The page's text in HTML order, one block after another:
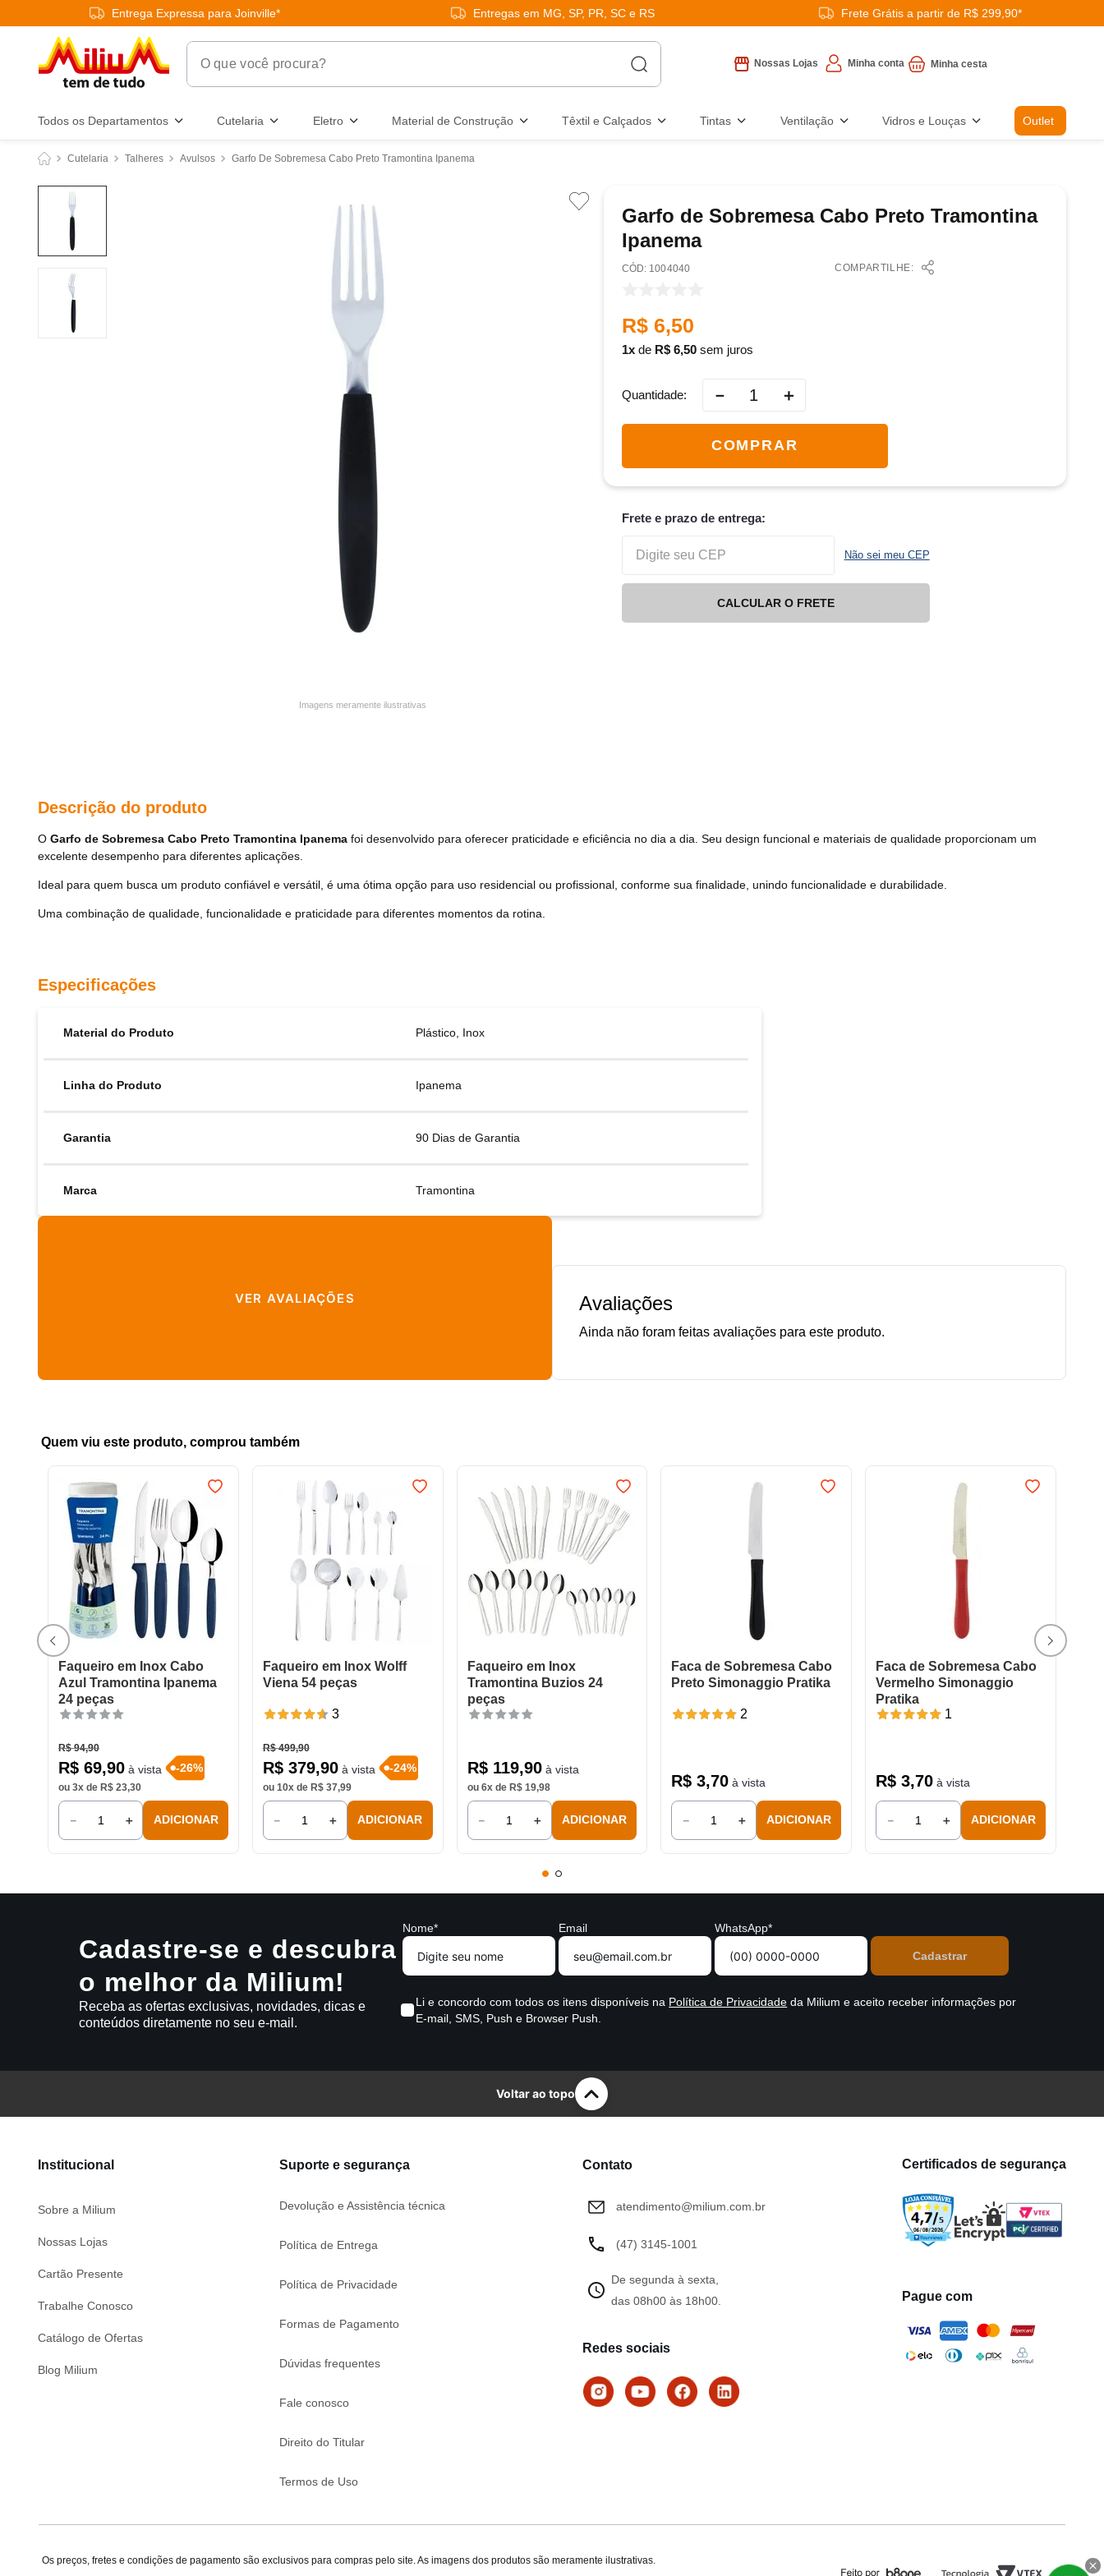
Entrega Expressa para Joinville* Entregas em MG, SP, PR, SC e RS Frete Grátis a partir de R$ 299,90*
O que você procura?
Nossas Lojas Minha conta
Todos os Departamentos Cutelaria Eletro Material de Construção Têxtil e Calçados Tintas Ventilação Vidros e Louças Outlet
Cutelaria Talheres Avulsos Garfo De Sobremesa Cabo Preto Tramontina Ipanema
Imagens meramente ilustrativas
Garfo de Sobremesa Cabo Preto Tramontina
Ipanema
: 1004040 COMPARTILHE:
R$ 6,50
1 de R$ 6,50sem juros
Quantidade ＋
－
COMPRAR
Frete e prazo de entrega:
Não sei meu CEP
CALCULAR O FRETE
Descrição do produto
O Garfo de Sobremesa Cabo Preto Tramontina Ipanema foi desenvolvido para oferecer praticidade e eficiência no dia a dia. Seu design funcional e materiais de qualidade proporcionam um
excelente desempenho para diferentes aplicações.
Ideal para quem busca um produto confiável e versátil, é uma ótima opção para uso residencial ou profissional, conforme sua finalidade, unindo funcionalidade e durabilidade.
Uma combinação de qualidade, funcionalidade e praticidade para diferentes momentos da rotina.
Especificações
Material do Produto Plástico, Inox
Linha do Produto Ipanema
Garantia 90 Dias de Garantia
Marca Tramontina
VER AVALIAÇÕES Avaliações
Quem viu este produto, comprou também
Faqueiro em Inox Cabo
Azul Tramontina Ipanema
24 peças
R$ 94,90
R$ 69,90à vista -26%
ou 3x de R$ 23,30
＋
－ ADICIONAR
Faqueiro em Inox Wolff
Viena 54 peças
3
R$ 499,90
R$ 379,90à vista -24%
ou 10x de R$ 37,99
＋
－ ADICIONAR
Faqueiro em Inox
Tramontina Buzios 24
peças
R$ 119,90à vista
ou 6x de R$ 19,98
＋
－ ADICIONAR
Faca de Sobremesa Cabo
Preto Simonaggio Pratika
2
R$ 3,70 à vista
＋
－ ADICIONAR
Faca de Sobremesa Cabo
Vermelho Simonaggio
Pratika
1
R$ 3,70 à vista
＋
－ ADICIONAR
Cadastre-se e descubra
o melhor da Milium!
Receba as ofertas exclusivas, novidades, dicas e
conteúdos diretamente no seu e-mail.
Nome* Email WhatsApp*
Li e concordo com todos os itens disponíveis na Política de Privacidade da Milium e aceito receber informações por
E-mail, SMS, Push e Browser Push.
Voltar ao topo
Institucional
Sobre a Milium
Nossas Lojas
Cartão Presente
Trabalhe Conosco
Catálogo de Ofertas
Blog Milium
Suporte e segurança
Devolução e Assistência técnica
Política de Entrega
Política de Privacidade
Formas de Pagamento
Dúvidas frequentes
Fale conosco
Direito do Titular
Termos de Uso
Contato
atendimento@milium.com.br
(47) 3145-1001
De segunda à sexta,
das 08h00 às 18h00.
Redes sociais
Certificados de segurança
Pague com
Os preços, fretes e condições de pagamento são exclusivos para compras pelo site. As imagens dos produtos são meramente ilustrativas.